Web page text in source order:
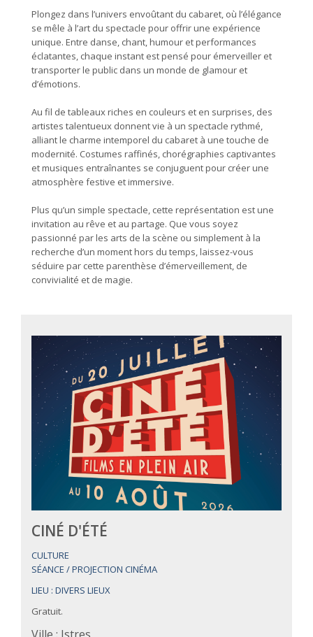
Plongez dans l’univers envoûtant du cabaret, où l’élégance
se mêle à l’art du spectacle pour offrir une expérience
unique. Entre danse, chant, humour et performances
éclatantes, chaque instant est pensé pour émerveiller et
transporter le public dans un monde de glamour et
d’émotions.
Au fil de tableaux riches en couleurs et en surprises, des
artistes talentueux donnent vie à un spectacle rythmé,
alliant le charme intemporel du cabaret à une touche de
modernité. Costumes raffinés, chorégraphies captivantes
et musiques entraînantes se conjuguent pour créer une
atmosphère festive et immersive.
Plus qu’un simple spectacle, cette représentation est une
invitation au rêve et au partage. Que vous soyez
passionné par les arts de la scène ou simplement à la
recherche d’un moment hors du temps, laissez-vous
séduire par cette parenthèse d’émerveillement, de
convivialité et de magie.
CINÉ D'ÉTÉ
CULTURE
SÉANCE / PROJECTION CINÉMA
LIEU : DIVERS LIEUX
Gratuit.